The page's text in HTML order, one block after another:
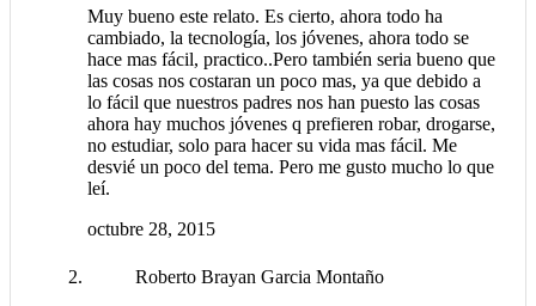
Muy bueno este relato. Es cierto, ahora todo ha
cambiado, la tecnología, los jóvenes, ahora todo se
hace mas fácil, practico..Pero también seria bueno que
las cosas nos costaran un poco mas, ya que debido a
lo fácil que nuestros padres nos han puesto las cosas
ahora hay muchos jóvenes q prefieren robar, drogarse,
no estudiar, solo para hacer su vida mas fácil. Me
desvié un poco del tema. Pero me gusto mucho lo que
leí.
octubre 28, 2015
Roberto Brayan Garcia Montaño